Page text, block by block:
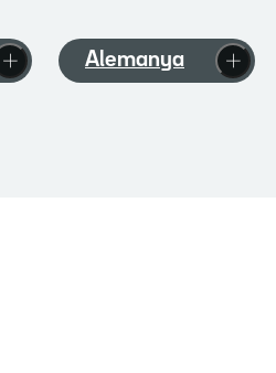
Alemanya